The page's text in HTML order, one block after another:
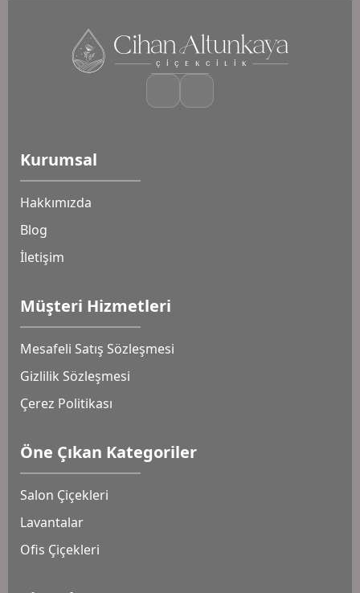
Kurumsal
Hakkımızda
Blog
İletişim
Müşteri Hizmetleri
Mesafeli Satış Sözleşmesi
Gizlilik Sözleşmesi
Çerez Politikası
Öne Çıkan Kategoriler
Salon Çiçekleri
Lavantalar
Ofis Çiçekleri